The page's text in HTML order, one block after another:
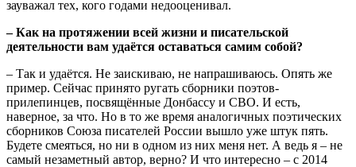
зауважал тех, кого годами недооценивал.
– Как на протяжении всей жизни и писательской
деятельности вам удаётся оставаться самим собой?
– Так и удаётся. Не заискиваю, не напрашиваюсь. Опять же
пример. Сейчас принято ругать сборники поэтов-
прилепинцев, посвящённые Донбассу и СВО. И есть,
наверное, за что. Но в то же время аналогичных поэтических
сборников Союза писателей России вышло уже штук пять.
Будете смеяться, но ни в одном из них меня нет. А ведь я – не
самый незаметный автор, верно? И что интересно – с 2014